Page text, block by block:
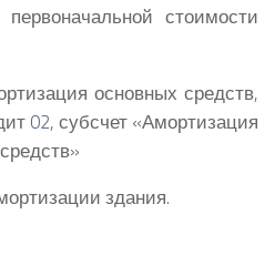
стоимости
основных средств,
02, субсчет «Амортизация
здания.